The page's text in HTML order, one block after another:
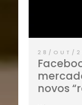
28/OUT/
novos